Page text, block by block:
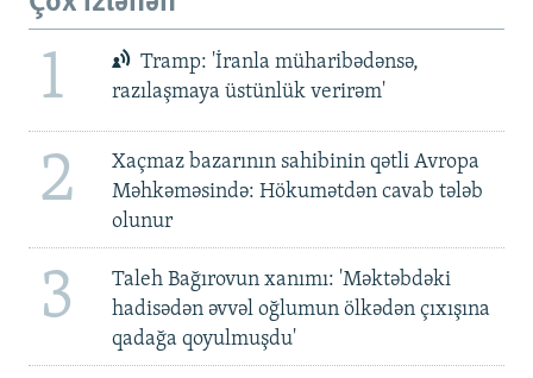
1
Tramp: 'İranla müharibədənsə,
razılaşmaya üstünlük verirəm'
2
Xaçmaz bazarının sahibinin qətli Avropa
Məhkəməsində: Hökumətdən cavab tələb
olunur
3
Taleh Bağırovun xanımı: 'Məktəbdəki
hadisədən əvvəl oğlumun ölkədən çıxışına
qadağa qoyulmuşdu'